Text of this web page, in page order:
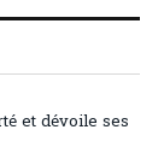
et dévoile ses